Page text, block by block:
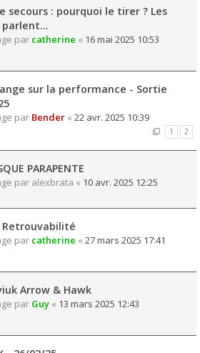
secours : pourquoi le tirer ? Les
parlent...
par catherine « 16 mai 2025 10:53
sur la performance - Sortie
par Bender « 22 avr. 2025 10:39
1 2
PARAPENTE
par alexbrata « 10 avr. 2025 12:25
Retrouvabilité
par catherine « 27 mars 2025 17:41
Arrow & Hawk
par Guy « 13 mars 2025 12:43